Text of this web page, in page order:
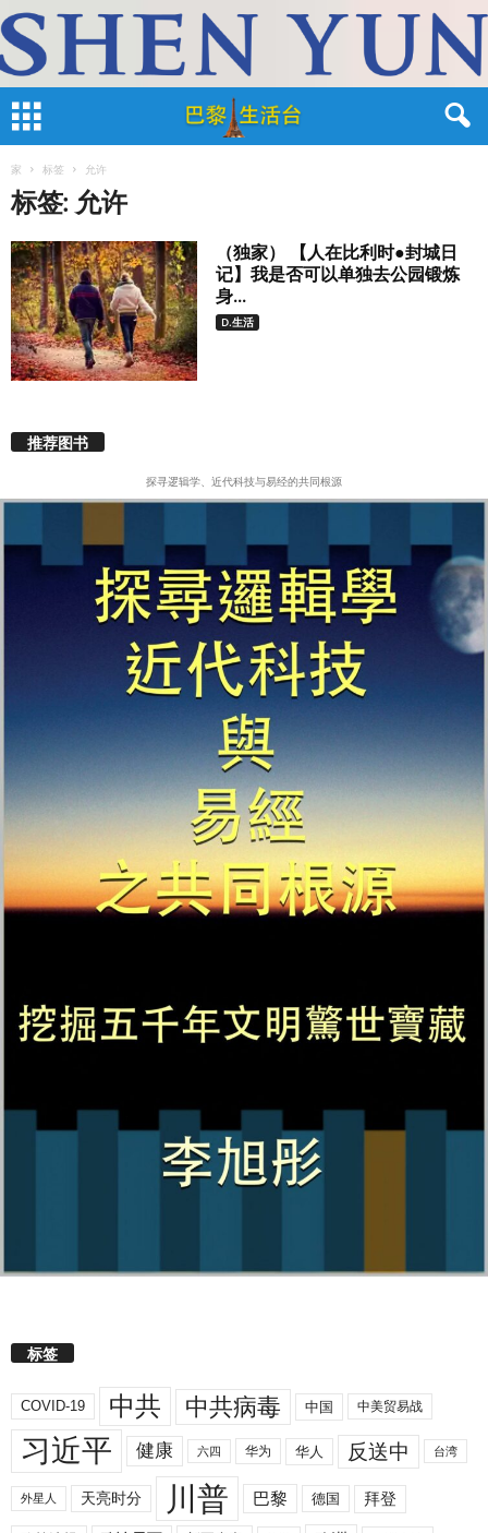
家 标签 允许
标签: 允许
（独家） 【人在比利时●封城日
记】我是否可以单独去公园锻炼
身...
D.生活
推荐图书
探寻逻辑学、近代科技与易经的共同根源
标签
COVID-19 中共 中共病毒 中国 中美贸易战
习近平 健康 六四 华为 华人 反送中 台湾
外星人 天亮时分 川普 巴黎 德国 拜登